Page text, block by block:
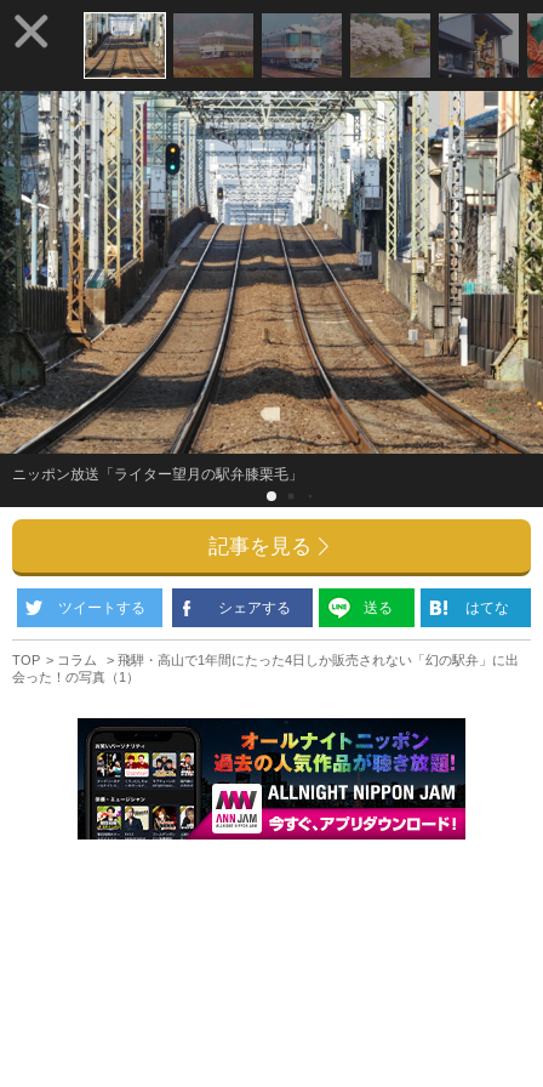
ニッポン放送「ライター望月の駅弁膝栗毛」
記事を見る
ツイートする シェアする 送る はてな
TOP コラム
飛騨・高山で1年間にたった4日しか販売されない「幻の駅弁」に出
会った！の写真（1）